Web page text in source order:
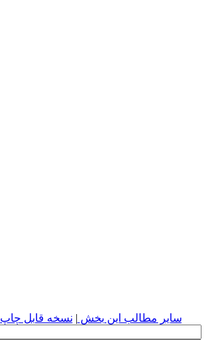
سایر مطالب این بخش | نسخه قابل چاپ|